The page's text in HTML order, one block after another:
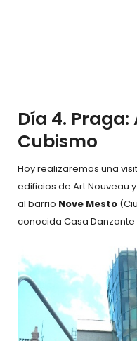
Día 4.
Cubismo
Hoy realizaremos una
edificios de Art Nouveau
al barrio Nove Mesto
conocida Casa